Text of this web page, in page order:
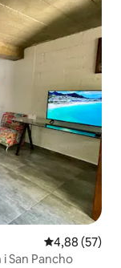
4,88 av 5 i
4,88 (57)
San Pancho